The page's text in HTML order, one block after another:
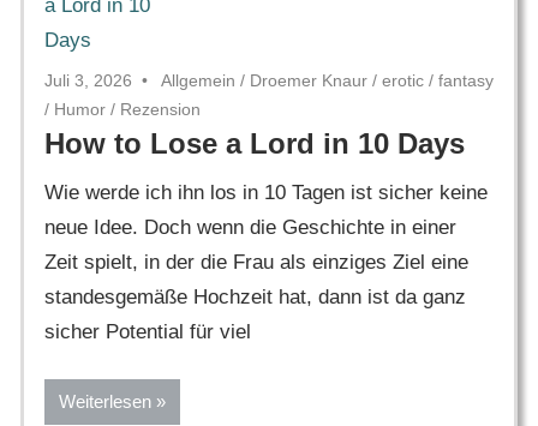
Juli 3, 2026 Allgemein / Droemer Knaur / erotic / fantasy
/ Humor / Rezension
How to Lose a Lord in 10 Days
Wie werde ich ihn los in 10 Tagen ist sicher keine
neue Idee. Doch wenn die Geschichte in einer
Zeit spielt, in der die Frau als einziges Ziel eine
standesgemäße Hochzeit hat, dann ist da ganz
sicher Potential für viel
Weiterlesen